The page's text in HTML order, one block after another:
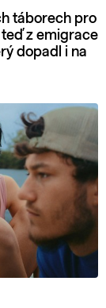
táborech pro
z emigrace
dopadl i na